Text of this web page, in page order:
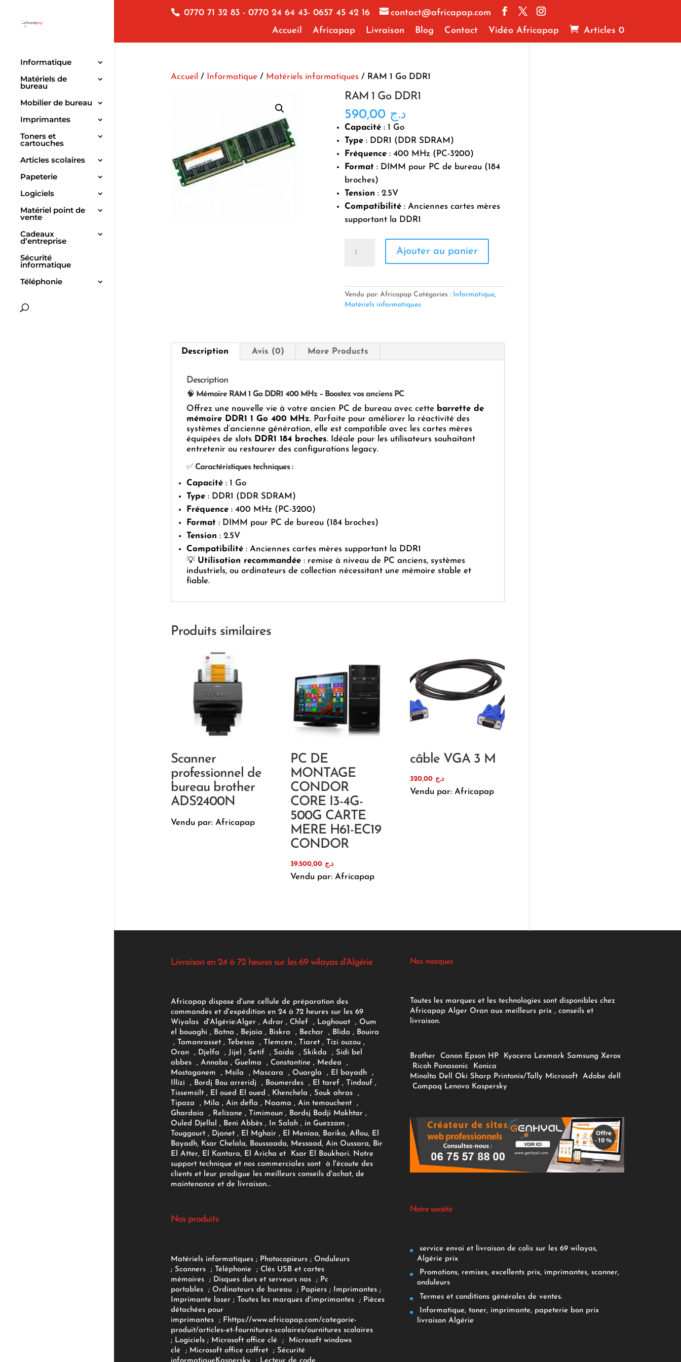
0770 71 32 83 - 0770 24 64 43- 0657 45 42 16
contact@africapap.com
Accueil
Africapap Livraison Blog Contact Vidéo Africapap Articles 0
Informatique
Matériels de
bureau
Mobilier de bureau
Imprimantes
Toners et
cartouches
Articles scolaires
Papeterie
Logiciels
Matériel point de
vente
Cadeaux
d’entreprise
Sécurité
informatique
Téléphonie
Accueil / Informatique/ Matériels informatiques/ RAM 1 Go DDR1
RAM 1 Go DDR1
د.ج 590,00
Capacité: 1 Go
Type: DDR1 (DDR SDRAM)
Fréquence: 400 MHz (PC-3200)
Format: DIMM pour PC de bureau (184
broches)
Tension : 2.5V
Compatibilité: Anciennes cartes mères
supportant la DDR1
DDR1
Ajouter au panier
Vendu par: Africapap Catégories : Informatique,
Matériels informatiques
Description Avis (0) More Products
Description
🧠 Mémoire RAM 1 Go DDR1 400 MHz – Boostez vos anciens PC
Offrez une nouvelle vie à votre ancien PC de bureau avec cette barrette de
mémoire DDR1 1 Go 400 MHz. Parfaite pour améliorer la réactivité des
systèmes d’ancienne génération, elle est compatible avec les cartes mères
équipées de slots DDR1 184 broches. Idéale pour les utilisateurs souhaitant
entretenir ou restaurer des configurations legacy.
✅ Caractéristiques techniques :
Capacité: 1 Go
Type: DDR1 (DDR SDRAM)
Fréquence: 400 MHz (PC-3200)
Format: DIMM pour PC de bureau (184 broches)
Tension : 2.5V
Compatibilité: Anciennes cartes mères supportant la DDR1
💡 Utilisation recommandée: remise à niveau de PC anciens, systèmes
industriels, ou ordinateurs de collection nécessitant une mémoire stable et
fiable.
Produits similaires
Scanner
professionnel de
bureau brother
ADS2400N
Vendu par: Africapap
PC DE
MONTAGE
CONDOR
CORE I3-4G-
500G CARTE
MERE H61-EC19
CONDOR
د.ج 39.500,00
Vendu par: Africapap
câble VGA 3 M
د.ج
Vendu par: Africapap
Livraison en 24 à 72 heures sur les 69 wilayas d'Algérie
Africapap dispose d'une cellule de préparation des
commandes et d'expédition en 24 à 72 heures sur les 69
Wiyalas d'Algérie:Alger , Adrar, Chlef , Laghouat , Oum
el bouaghi , Batna , Bejaia , Biskra , Bechar , Blida , Bouira
, Tamanrasset , Tebessa , Tlemcen , Tiaret , Tizi ouzou ,
Oran , Djelfa , Jijel , Setif , Saida , Skikda , Sidi bel
abbes , Annaba , Guelma , Constantine , Medea ,
Mostaganem , Msila , Mascara , Ouargla , El bayadh ,
Illizi , Bordj Bou arreridj , Boumerdes , El taref , Tindouf ,
Tissemsilt , El oued El oued , Khenchela , Souk ahras ,
Tipaza , Mila , Ain defla , Naama , Ain temouchent ,
Ghardaia , Relizane , Timimoun , Bordsj Badji Mokhtar ,
Ouled Djellal , Beni Abbès , In Salah , in Guezzam ,
Touggourt , Djanet , El Mghair , El Meniaa, Barika, Aflou, El
Bayadh, Ksar Chelala, Boussaada, Messaad, Ain Oussara, Bir
El Atter, El Kantara, El Aricha et Ksar El Boukhari. Notre
support technique et nos commerciales sont à l'écoute des
clients et leur prodigue les meilleurs conseils d'achat, de
maintenance et de livraison...
Nos produits
Matériels informatiques; Photocopieurs; Onduleurs
; Scanners ; Téléphonie ; Clés USB et cartes
mémoires
; Disques durs et serveurs nas ; Pc
portables
; Ordinateurs de bureau ; Papiers; Imprimantes;
Imprimante laser; Toutes les marques d'imprimantes ; Pièces
détachées pour
imprimantes
; F https://www.africapap.com/categorie-
produit/articles-et-fournitures-scolaires/ournitures scolaires
; Logiciels ; Microsoft office clé ;
Microsoft windows
clé; Microsoft office coffret ; Sécurité
Nos marques
Toutes les marques et les technologies sont disponibles chez
Africapap Alger Oran aux meilleurs prix , conseils et
livraison.
Brother Canon Epson HP Kyocera Lexmark Samsung Xerox
Ricoh Panasonic
Konica
Minolta Dell Oki Sharp Printonix/Tally Microsoft Adobe dell
Compaq Lenovo Kaspersky
Notre société
service envoi et livraison de colis sur les 69 wilayas,
Algérie prix
Promotions, remises, excellents prix, imprimantes, scanner,
onduleurs
Termes et conditions générales de ventes.
Informatique, toner, imprimante, papeterie bon prix
livraison Algérie